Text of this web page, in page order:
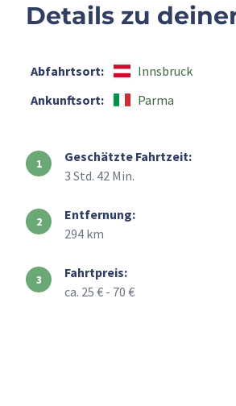
Details zu
Abfahrtsort:
Innsbruck
Ankunftsort:
Parma
Geschätzte Fahrtzeit:
3 Std. 42 Min.
Entfernung:
294 km
Fahrtpreis:
ca. 25 € - 70 €